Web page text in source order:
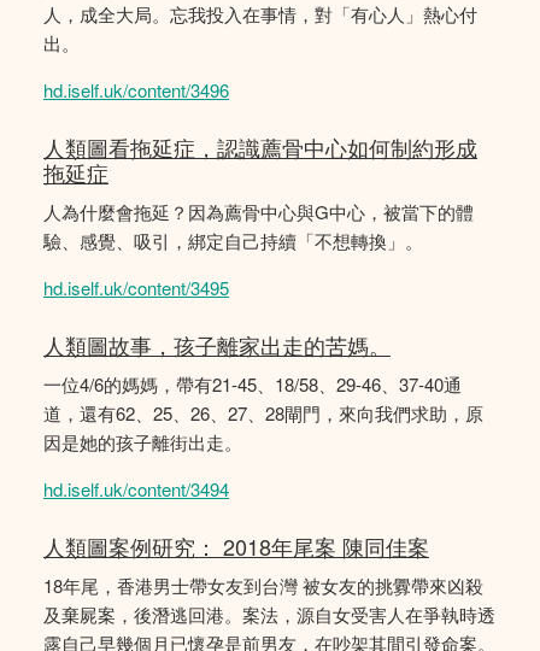
人，成全大局。忘我投入在事情，對「有心人」熱心付
出。
hd.iself.uk/content/3496
人類圖看拖延症，認識薦骨中心如何制約形成
拖延症
人為什麼會拖延？因為薦骨中心與G中心，被當下的體
驗、感覺、吸引，綁定自己持續「不想轉換」。
hd.iself.uk/content/3495
人類圖故事，孩子離家出走的苦媽。
一位4/6的媽媽，帶有21-45、18/58、29-46、37-40通
道，還有62、25、26、27、28閘門，來向我們求助，原
因是她的孩子離街出走。
hd.iself.uk/content/3494
人類圖案例研究： 2018年尾案 陳同佳案
18年尾，香港男士帶女友到台灣 被女友的挑釁帶來凶殺
及棄屍案，後潛逃回港。案法，源自女受害人在爭執時透
露自己早幾個月已懷孕是前男友，在吵架其間引發命案。